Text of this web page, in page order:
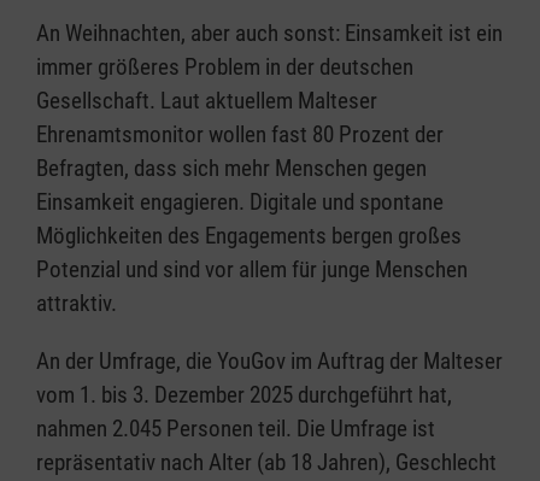
An Weihnachten, aber auch sonst: Einsamkeit ist ein
immer größeres Problem in der deutschen
Gesellschaft. Laut aktuellem Malteser
Ehrenamtsmonitor wollen fast 80 Prozent der
Befragten, dass sich mehr Menschen gegen
Einsamkeit engagieren. Digitale und spontane
Möglichkeiten des Engagements bergen großes
Potenzial und sind vor allem für junge Menschen
attraktiv.
An der Umfrage, die YouGov im Auftrag der Malteser
vom 1. bis 3. Dezember 2025 durchgeführt hat,
nahmen 2.045 Personen teil. Die Umfrage ist
repräsentativ nach Alter (ab 18 Jahren), Geschlecht